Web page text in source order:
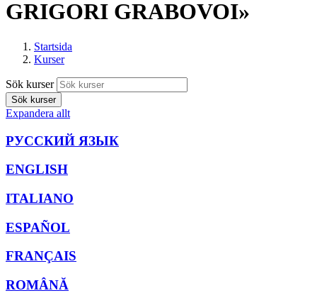
GRIGORI GRABOVOI»
Startsida
Kurser
Sök kurser
Sök kurser
Expandera allt
РУССКИЙ ЯЗЫК
ENGLISH
ITALIANO
ESPAÑOL
FRANÇAIS
ROMÂNĂ